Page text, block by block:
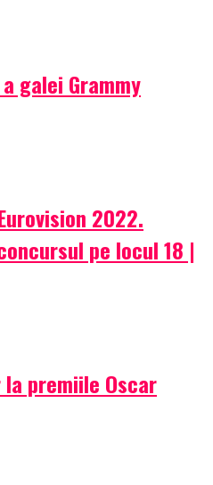
galei Grammy
2022.
pe locul 18 |
premiile Oscar